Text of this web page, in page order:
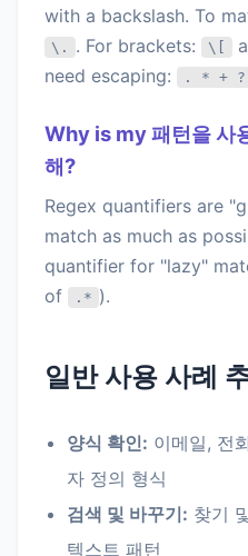
with a backslash. To
\. . For brackets: \[
need escaping:
. * +
Why is my 패턴을 사
해?
Regex quantifiers are
match as much as
quantifier for "lazy"
of
.* ).
일반 사용 사례
양식 확인: 이메일, 전
자 정의 형식
검색 및 바꾸기: 찾기
텍스트 패턴